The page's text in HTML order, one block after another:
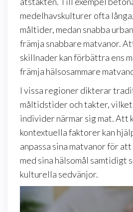
medelhavskulturer ofta
måltider, medan snabba
främja snabbare matvanor.
skillnader kan förbättra ens
främja hälsosammare
I vissa regioner dikterar
måltidstider och takter,
individer närmar sig mat. Att
kontextuella faktorer kan
anpassa sina matvanor för
med sina hälsomål samtidigt
kulturella sedvänjor.